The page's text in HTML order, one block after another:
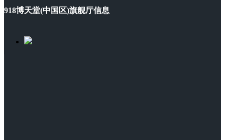
918博天堂(中国区)旗舰厅信息